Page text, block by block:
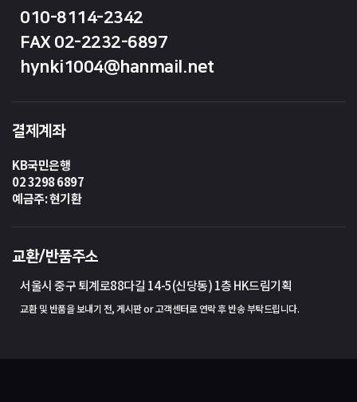
010-8114-2342
FAX 02-2232-6897
hynki1004@hanmail.net
결제계좌
KB국민은행
02 3298 6897
예금주: 현기환
교환/반품주소
서울시 중구 퇴계로88다길 14-5(신당동) 1층 HK드림기획
교환 및 반품을 보내기 전, 게시판 or 고객센터로 연락 후 반송 부탁드립니다.